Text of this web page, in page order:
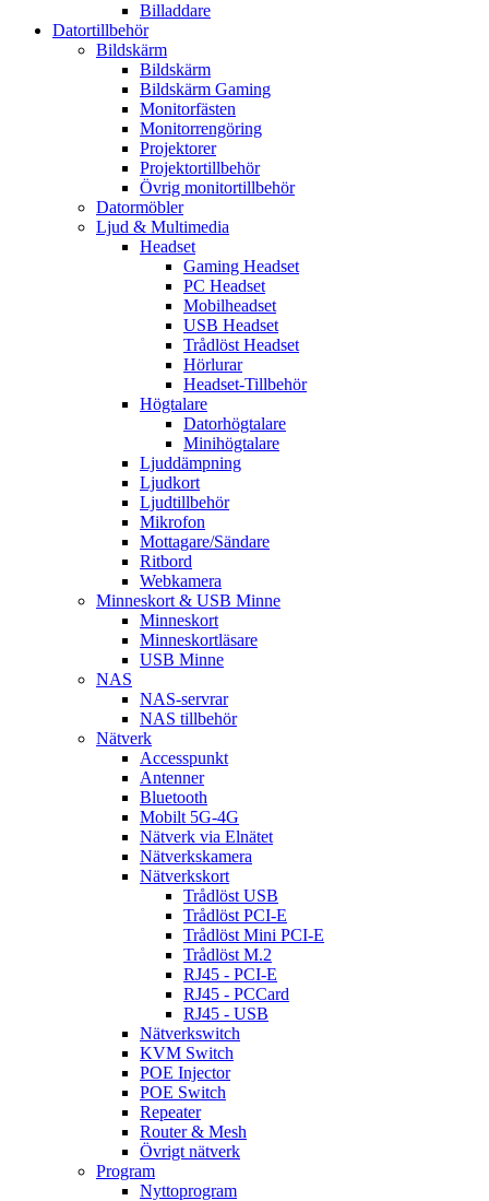
Billaddare
Datortillbehör
Bildskärm
Bildskärm
Bildskärm Gaming
Monitorfästen
Monitorrengöring
Projektorer
Projektortillbehör
Övrig monitortillbehör
Datormöbler
Ljud & Multimedia
Headset
Gaming Headset
PC Headset
Mobilheadset
USB Headset
Trådlöst Headset
Hörlurar
Headset-Tillbehör
Högtalare
Datorhögtalare
Minihögtalare
Ljuddämpning
Ljudkort
Ljudtillbehör
Mikrofon
Mottagare/Sändare
Ritbord
Webkamera
Minneskort & USB Minne
Minneskort
Minneskortläsare
USB Minne
NAS
NAS-servrar
NAS tillbehör
Nätverk
Accesspunkt
Antenner
Bluetooth
Mobilt 5G-4G
Nätverk via Elnätet
Nätverkskamera
Nätverkskort
Trådlöst USB
Trådlöst PCI-E
Trådlöst Mini PCI-E
Trådlöst M.2
RJ45 - PCI-E
RJ45 - PCCard
RJ45 - USB
Nätverkswitch
KVM Switch
POE Injector
POE Switch
Repeater
Router & Mesh
Övrigt nätverk
Program
Nyttoprogram